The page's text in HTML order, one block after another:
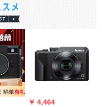
￥ 4,464